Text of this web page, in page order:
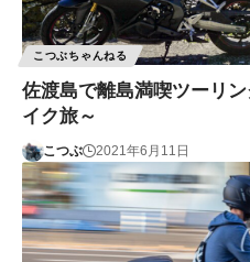
こつぶちゃんねる
佐渡島で離島満喫ツーリ
イク旅～
こつぶ 2021年6月11日